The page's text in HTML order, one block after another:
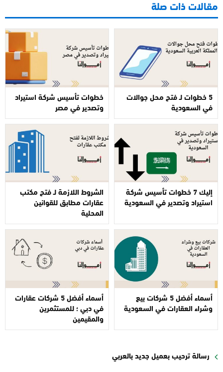
مقالات ذات صلة
5 خطوات لـ فتح محل جوالات
في السعودية
خطوات تأسيس شركة استيراد
وتصدير في مصر
إليك 7 خطوات تأسيس شركة
استيراد وتصدير في السعودية
الشروط اللازمة لـ فتح مكتب
عقارات مطابق للقوانين
المحلية
أسماء أفضل 5 شركات بيع
وشراء العقارات في السعودية
أسماء أفضل 5 شركات عقارات
في دبي ؛ للمستثمرين
والمقيمين
رسالة ترحيب بعميل جديد بالعربي